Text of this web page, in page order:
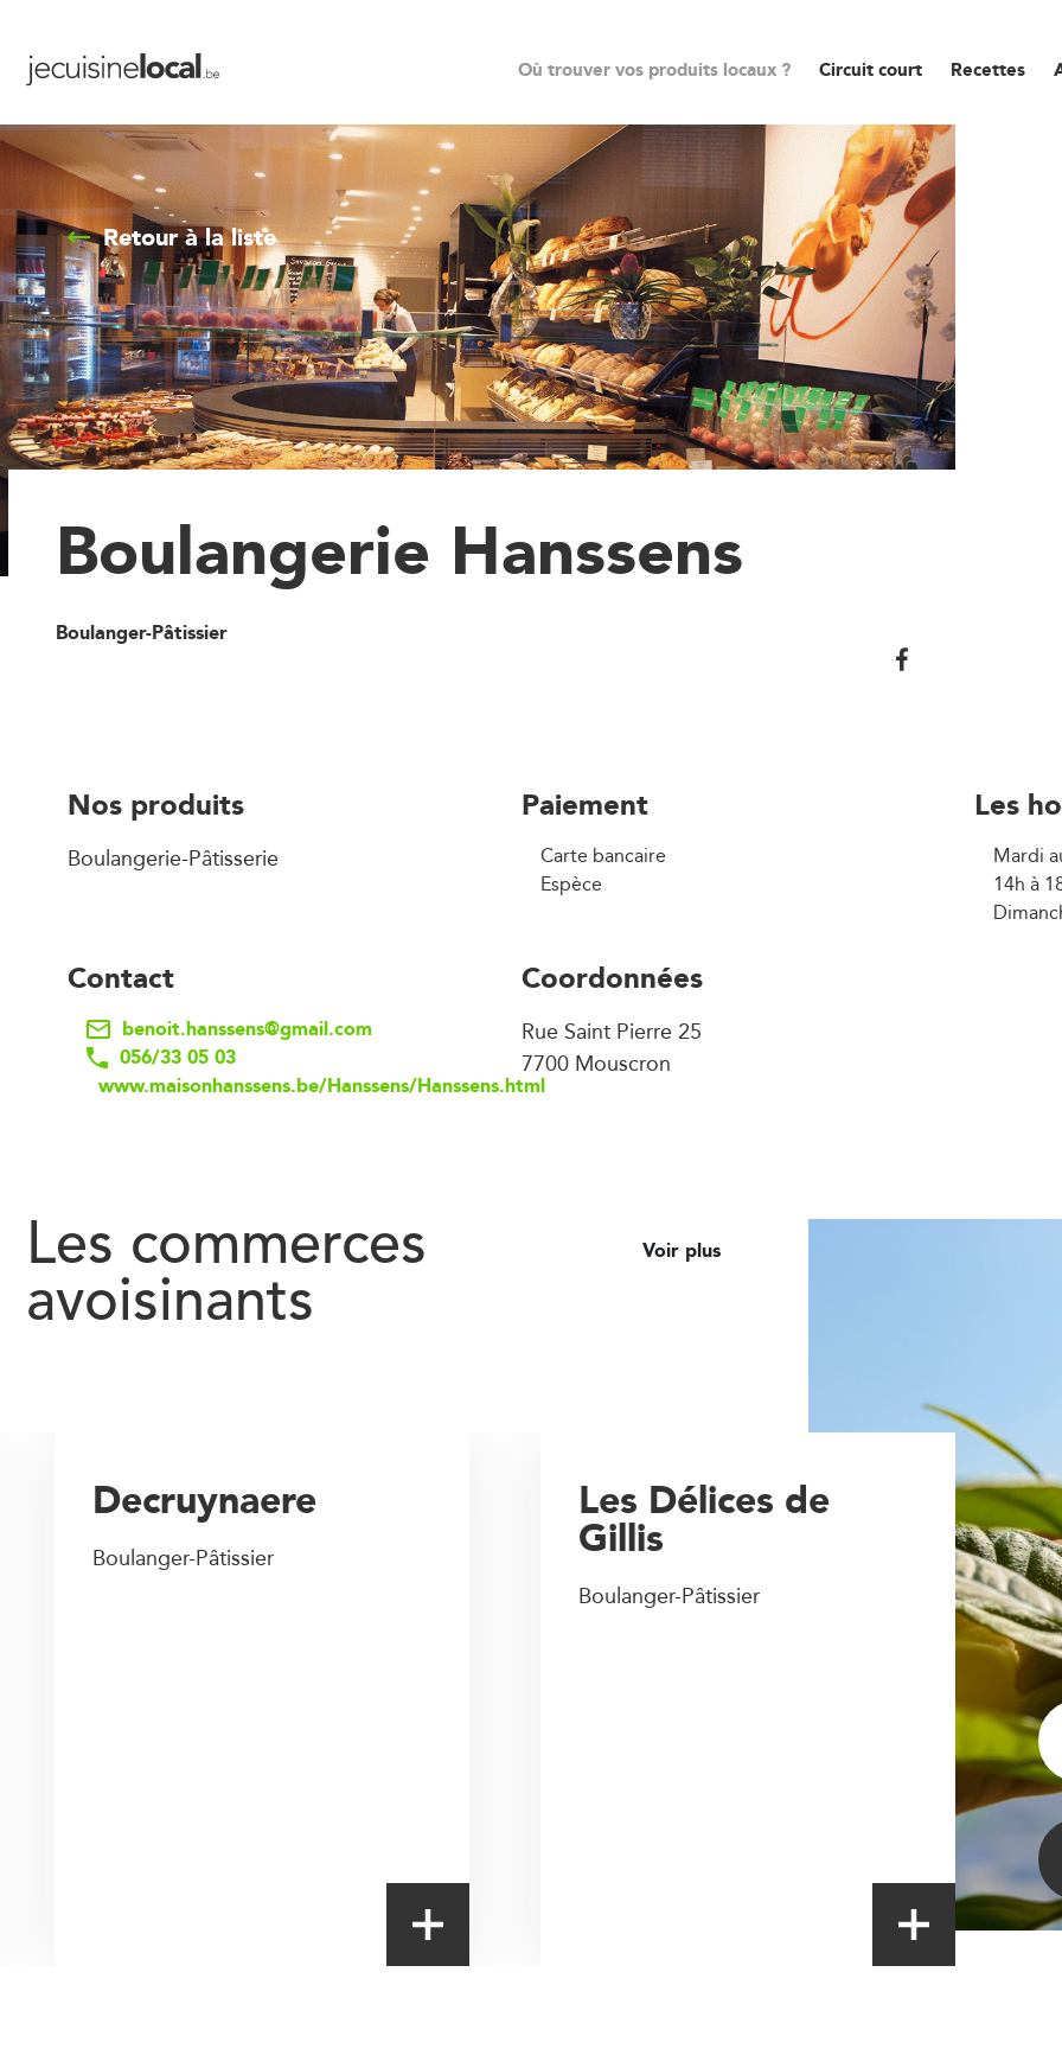
Où trouver vos produits locaux ? Circuit court Recettes
Retour à la liste
Boulangerie Hanssens
Boulanger-Pâtissier
Nos produits
Boulangerie-Pâtisserie
Paiement
Carte bancaire
Espèce
Les
Mardi
14h à
Contact
benoit.hanssens@gmail.com
056/33 05 03
www.maisonhanssens.be/Hanssens/Hanssens.html
Coordonnées
Rue Saint Pierre 25
7700 Mouscron
Les commerces
avoisinants
Voir plus
Les Délices de
Gillis
Boulanger-Pâtissier
Decruynaere
Boulanger-Pâtissier